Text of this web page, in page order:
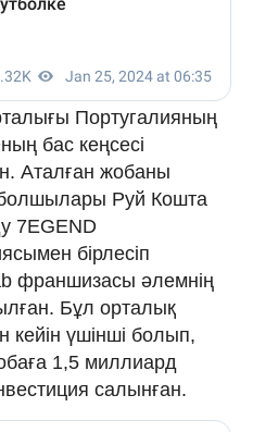
Португалияның
бас кеңсесі
Аталған жобаны
Руй Кошта
7EGEND
бірлесіп
франшизасы әлемнің
Бұл орталық
үшінші болып,
1,5 миллиард
салынған.